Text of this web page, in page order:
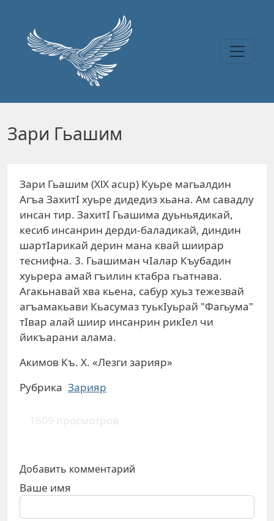
Зари Гьашим
Зари Гьашим (XlX acup) Куьре магьалдин
Агъа ЗахитI хуьре дидедиз хьана. Ам савадлу
инсан тир. ЗахитI Гьашима дуьньядикай,
кесиб инсанрин дерди-баладикай, диндин
шартIарикай дерин мана квай шиирар
теснифна. 3. Гьашиман чIалар Къубадин
хуьрера амай гъилин ктабра гьатнава.
Агакьнавай хва кьена, сабур хуьз тежезвай
агъамакьави Кьасумаз туькIуьрай "Фагьума"
тIвар алай шиир инсанрин рикIел чи
йикъарани алама.
Акимов Къ. Х. «Лезги зарияр»
Рубрика Зарияр
1609 просмотров
Добавить комментарий
Ваше имя